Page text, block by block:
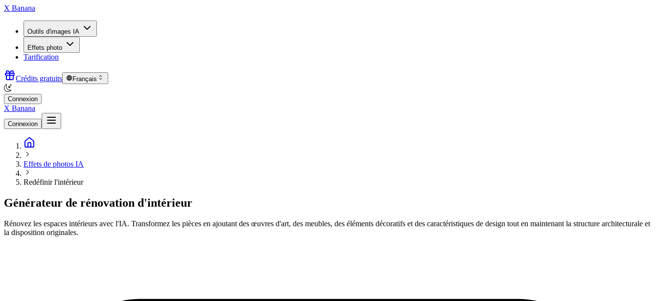
X Banana
Outils d'images IA
Effets photo
Tarification
Crédits gratuits Français
Connexion
X Banana
Connexion
Effets de photos IA
Redéfinir l'intérieur
Générateur de rénovation d'intérieur
Rénovez les espaces intérieurs avec l'IA. Transformez les pièces en ajoutant des œuvres d'art, des meubles, des éléments décoratifs et des caractéristiques de design tout en maintenant la structure architecturale et
la disposition originales.